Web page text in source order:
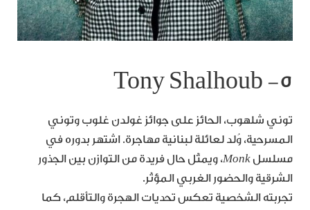
٥- Tony Shalhoub
توني شلهوب، الحائز على جوائز غولدن غلوب وتوني
المسرحية، وُلد لعائلة لبنانية مهاجرة. اشتهر بدوره في
مسلسل Monk، ويمثّل حال فريدة من التوازن بين الجذور
الشرقية والحضور الغربي المؤثّر.
تجربته الشخصية تعكس تحديات الهجرة والتأقلم، كما